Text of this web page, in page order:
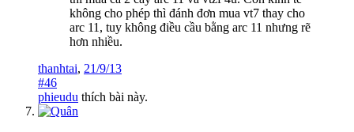
không cho phép thì đánh đơn mua vt7 thay cho
arc 11, tuy không điều cầu bằng arc 11 nhưng rẽ
hơn nhiều.
thanhtai, 21/9/13
#46
phieudu thích bài này.